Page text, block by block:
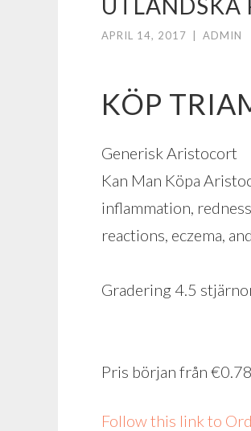
UTLÄNDSKA
APRIL 14, 2017 ADMIN
KÖP
Generisk Aristocort
Kan Man Köpa
inflammation,
reactions, eczema,
Gradering 4.5
Pris början från €0.78
Follow this link to